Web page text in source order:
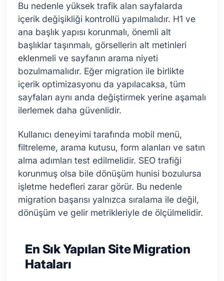
Bu nedenle yüksek trafik alan sayfalarda
içerik değişikliği kontrollü yapılmalıdır. H1 ve
ana başlık yapısı korunmalı, önemli alt
başlıklar taşınmalı, görsellerin alt metinleri
eklenmeli ve sayfanın arama niyeti
bozulmamalıdır. Eğer migration ile birlikte
içerik optimizasyonu da yapılacaksa, tüm
sayfaları aynı anda değiştirmek yerine aşamalı
ilerlemek daha güvenlidir.
Kullanıcı deneyimi tarafında mobil menü,
filtreleme, arama kutusu, form alanları ve satın
alma adımları test edilmelidir. SEO trafiği
korunmuş olsa bile dönüşüm hunisi bozulursa
işletme hedefleri zarar görür. Bu nedenle
migration başarısı yalnızca sıralama ile değil,
dönüşüm ve gelir metrikleriyle de ölçülmelidir.
En Sık Yapılan Site Migration
Hataları